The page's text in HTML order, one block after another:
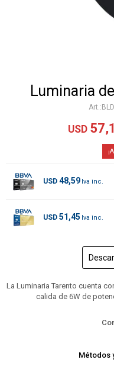
Luminaria
USD
USD 48,59
USD 51,45
La Luminaria Tarento cuenta
calida de 6W de
Métodos